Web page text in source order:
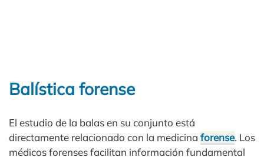
Balística forense
El estudio de la balas en su conjunto está
directamente relacionado con la medicina forense. Los
médicos forenses facilitan información fundamental